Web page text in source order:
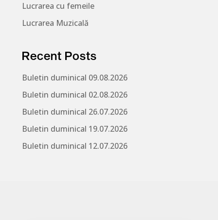
Lucrarea cu femeile
Lucrarea Muzicală
Recent Posts
Buletin duminical 09.08.2026
Buletin duminical 02.08.2026
Buletin duminical 26.07.2026
Buletin duminical 19.07.2026
Buletin duminical 12.07.2026